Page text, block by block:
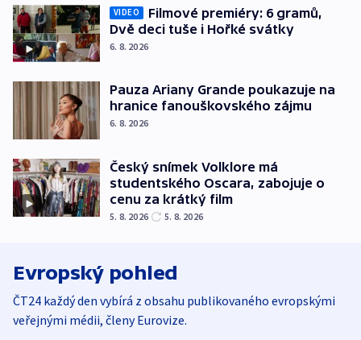
VIDEO
Filmové premiéry: 6 gramů,
Dvě deci tuše i Hořké svátky
6. 8. 2026
Pauza Ariany Grande poukazuje na
hranice fanouškovského zájmu
6. 8. 2026
Český snímek Volklore má
studentského Oscara, zabojuje o
cenu za krátký film
5. 8. 2026 5. 8. 2026
Evropský pohled
ČT24 každý den vybírá z obsahu publikovaného evropskými
veřejnými médii, členy Eurovize.